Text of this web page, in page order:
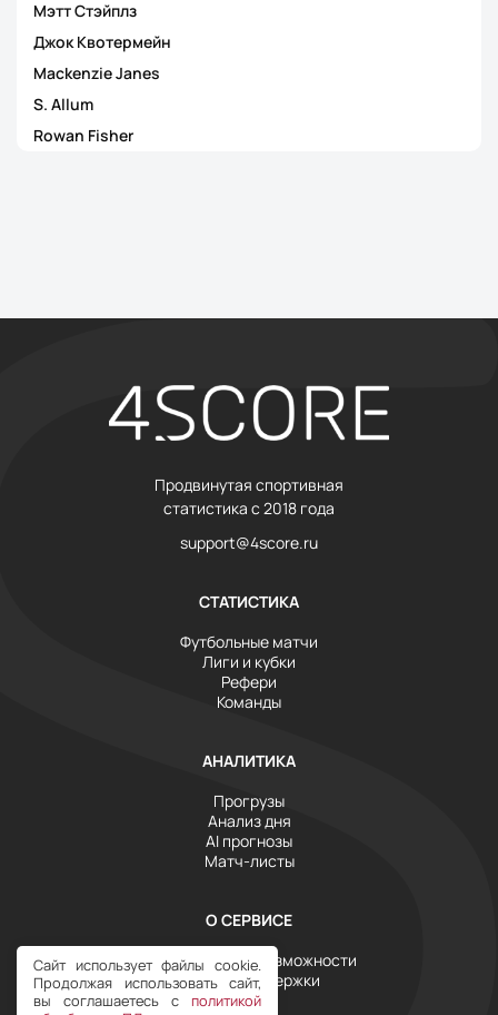
Мэтт Стэйплз
Джок Квотермейн
Mackenzie Janes
S. Allum
Rowan Fisher
Продвинутая спортивная
статистика с 2018 года
support@4score.ru
СТАТИСТИКА
Футбольные матчи
Лиги и кубки
Рефери
Команды
АНАЛИТИКА
Прогрузы
Анализ дня
AI прогнозы
Матч-листы
О СЕРВИСЕ
Инструменты и возможности
Служба поддержки
Тарифы
Сайт использует файлы cookie.
Продолжая использовать сайт,
вы соглашаетесь с политикой